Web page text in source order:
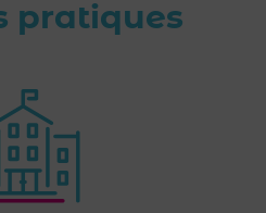
pratiques